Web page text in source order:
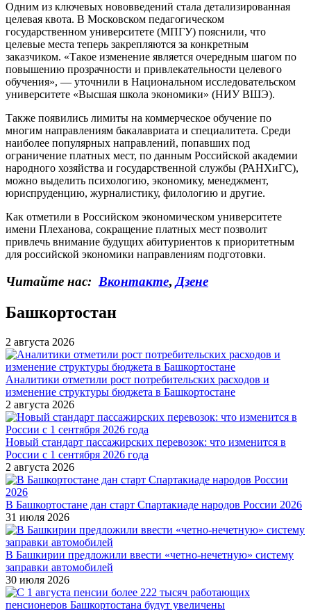
Одним из ключевых нововведений стала детализированная
целевая квота. В Московском педагогическом
государственном университете (МПГУ) пояснили, что
целевые места теперь закрепляются за конкретным
заказчиком. «Такое изменение является очередным шагом по
повышению прозрачности и привлекательности целевого
обучения», — уточнили в Национальном исследовательском
университете «Высшая школа экономики» (НИУ ВШЭ).
Также появились лимиты на коммерческое обучение по
многим направлениям бакалавриата и специалитета. Среди
наиболее популярных направлений, попавших под
ограничение платных мест, по данным Российской академии
народного хозяйства и государственной службы (РАНХиГС),
можно выделить психологию, экономику, менеджмент,
юриспруденцию, журналистику, филологию и другие.
Как отметили в Российском экономическом университете
имени Плеханова, сокращение платных мест позволит
привлечь внимание будущих абитуриентов к приоритетным
для российской экономики направлениям подготовки.
Читайте нас: Вконтакте, Дзене
Башкортостан
2 августа 2026
Аналитики отметили рост потребительских расходов и
изменение структуры бюджета в Башкортостане
2 августа 2026
Новый стандарт пассажирских перевозок: что изменится в
России с 1 сентября 2026 года
2 августа 2026
В Башкортостане дан старт Спартакиаде народов России 2026
31 июля 2026
В Башкирии предложили ввести «четно-нечетную» систему
заправки автомобилей
30 июля 2026